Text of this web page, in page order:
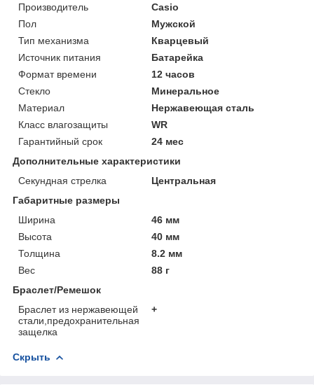
Производитель
Casio
Пол
Мужской
Тип механизма
Кварцевый
Источник питания
Батарейка
Формат времени
12 часов
Стекло
Минеральное
Материал
Нержавеющая сталь
Класс влагозащиты
WR
Гарантийный срок
24 мес
Дополнительные характеристики
Секундная стрелка
Центральная
Габаритные размеры
Ширина
46 мм
Высота
40 мм
Толщина
8.2 мм
Вес
88 г
Браслет/Ремешок
Браслет из нержавеющей
стали,предохранительная
защелка
+
Скрыть